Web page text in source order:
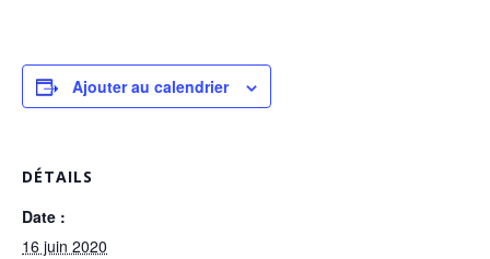
Ajouter au calendrier
DÉTAILS
Date :
16 juin 2020